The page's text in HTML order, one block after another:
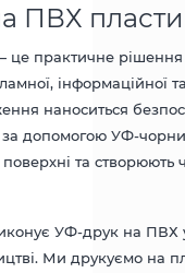
ПВХ
практичне рішення
інформаційної
наноситься
за допомогою УФ-
та створюють
УФ-друк на ПВХ
. Ми друкуємо на